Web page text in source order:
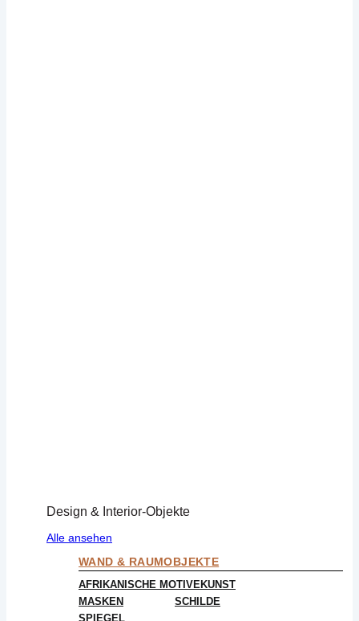
Design & Interior-Objekte
Alle ansehen
WAND & RAUMOBJEKTE
AFRIKANISCHE MOTIVEKUNST
MASKEN
SCHILDE
SPIEGEL